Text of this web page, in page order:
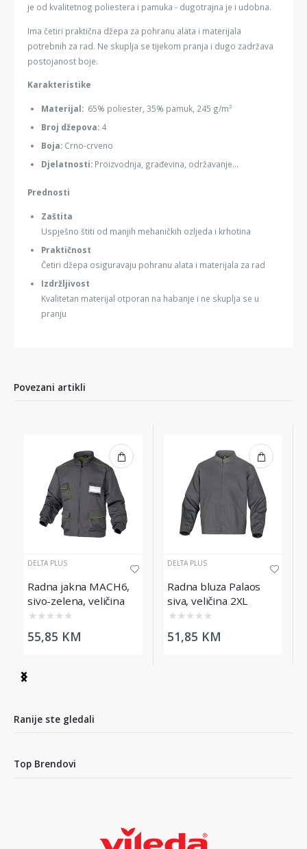
je od kvalitetnog poliestera i pamuka - dugotrajna je i udobna.
Ima četiri praktična džepa za pohranu alata i materijala
potrebnih za rad. Ne skuplja se tijekom pranja i dugo zadržava
postojanost boje.
Karakteristike
Materijal: 65% poliester, 35% pamuk, 245 g/m²
Broj džepova: 4
Boja: Crno-crveno
Djelatnosti: Proizvodnja, građevina, održavanje...
Prednosti
Zaštita
Uspješno štiti od manjih mehaničkih ozljeda i krhotina
Praktičnost
Četiri džepa osiguravaju pohranu alata i materijala za rad
Izdržljivost
Kvalitetan materijal otporan na habanje i ne skuplja se u
pranju
Povezani artikli
DELTA PLUS
Radna jakna MACH6,
sivo-zelena, veličina
2XL
★ ★ ★ ★ ★
55,85 KM
DELTA PLUS
Radna bluza Palaos
siva, veličina 2XL
★ ★ ★ ★ ★
51,85 KM
Item
3
Ranije ste gledali
Top Brendovi